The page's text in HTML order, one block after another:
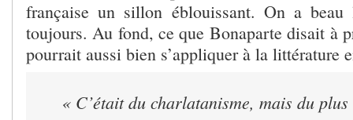
française un sillon éblouissant. On a
toujours. Au fond, ce que Bonaparte disait à
pourrait aussi bien s’appliquer à la littérature
« C’était du charlatanisme, mais du